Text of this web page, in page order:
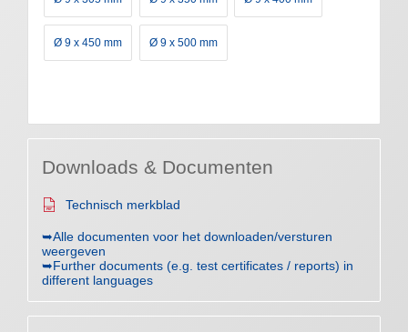
Ø 9 x 450 mm Ø 9 x 500 mm
Downloads & Documenten
Technisch merkblad
➥Alle documenten voor het downloaden/versturen
weergeven
➥Further documents (e.g. test certificates / reports) in
different languages